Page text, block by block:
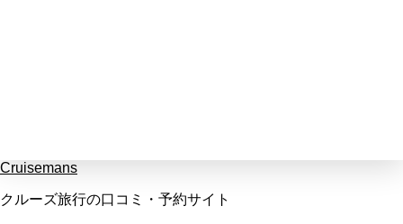
Cruisemans
クルーズ旅行の口コミ・予約サイト